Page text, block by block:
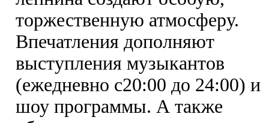
торжественную атмосферу.
Впечатления дополняют
выступления музыкантов
(ежедневно с20:00 до 24:00) и
шоу программы. А также